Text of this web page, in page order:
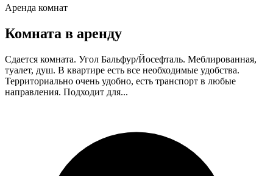
Аренда комнат
Комната в аренду
Сдается комната. Угол Бальфур/Йосефталь. Меблированная,
туалет, душ. В квартире есть все необходимые удобства.
Территориально очень удобно, есть транспорт в любые
направления. Подходит для...